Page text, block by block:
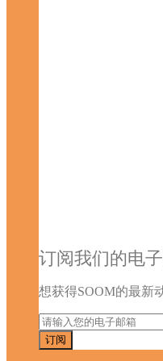
订阅我们的电
想获得SOOM的最新